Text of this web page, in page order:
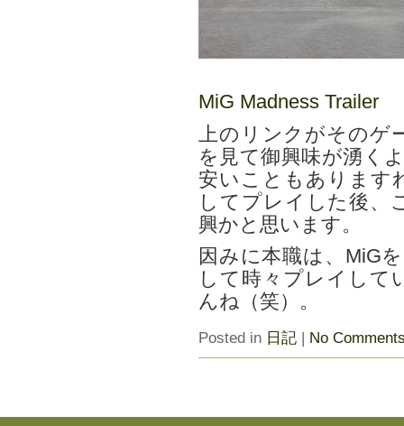
MiG Madness Trailer
上のリンクがそのゲ
を見て御興味が湧く
安いこともあります
してプレイした後、
興かと思います。
因みに本職は、MiG
して時々プレイして
んね（笑）。
Posted in 日記 | No